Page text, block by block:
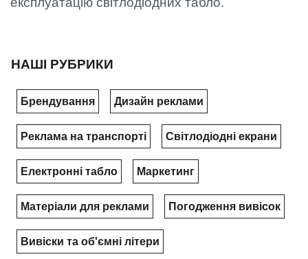
НАШІ РУБРИКИ
Брендування Дизайн реклами
Реклама на транспорті Світлодіодні екрани
Електронні табло Маркетинг
Матеріали для реклами Погодження вивісок
Вивіски та об'ємні літери